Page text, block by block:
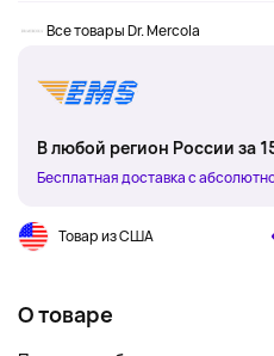
Все товары Dr. Mercola
В любой регион России за
Бесплатная доставка с
Товар из США
О товаре